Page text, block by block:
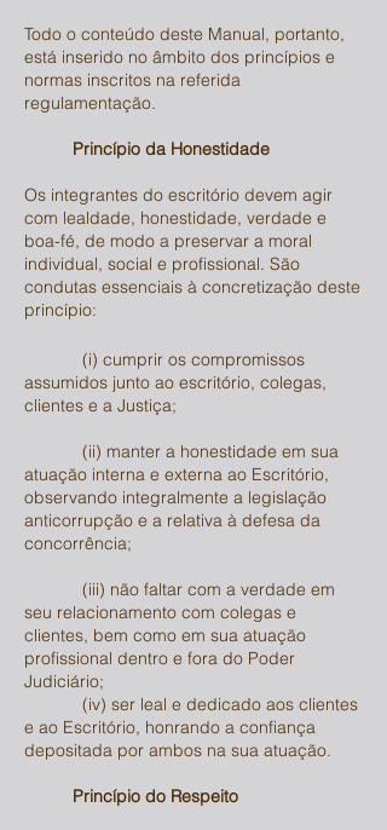
Todo o conteúdo deste Manual, portanto,
está inserido no âmbito dos princípios e
normas inscritos na referida
regulamentação.
Princípio da Honestidade
Os integrantes do escritório devem agir
com lealdade, honestidade, verdade e
boa-fé, de modo a preservar a moral
individual, social e profissional. São
condutas essenciais à concretização deste
princípio:
(i) cumprir os compromissos
assumidos junto ao escritório, colegas,
clientes e a Justiça;
(ii) manter a honestidade em sua
atuação interna e externa ao Escritório,
observando integralmente a legislação
anticorrupção e a relativa à defesa da
concorrência;
(iii) não faltar com a verdade em
seu relacionamento com colegas e
clientes, bem como em sua atuação
profissional dentro e fora do Poder
Judiciário;
(iv) ser leal e dedicado aos clientes
e ao Escritório, honrando a confiança
depositada por ambos na sua atuação.
Princípio do Respeito